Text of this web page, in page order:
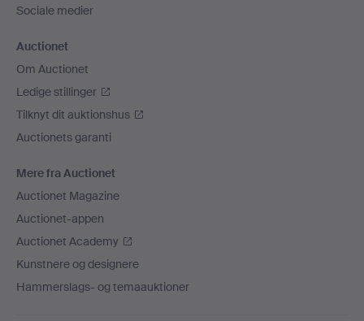
Sociale medier
Auctionet
Om Auctionet
Ledige stillinger
Tilknyt dit auktionshus
Auctionets garanti
Mere fra Auctionet
Auctionet Magazine
Auctionet-appen
Auctionet Academy
Kunstnere og designere
Hammerslags- og temaauktioner